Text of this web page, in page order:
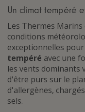
Un climat tempéré
Les Thermes
conditions
exceptionnelles
tempéré avec une
les vents dominants
d'être purs sur le
d'allergènes,
sels.